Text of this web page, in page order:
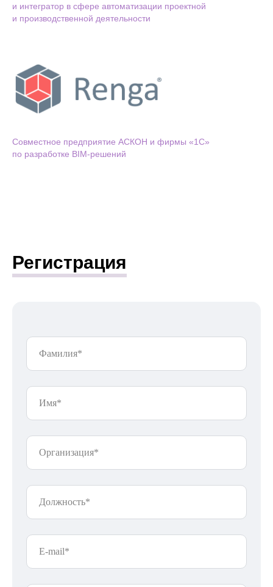
и интегратор в сфере автоматизации проектной
и производственной деятельности
Cовместное предприятие АСКОН и фирмы «1С»
по разработке BIM-решений
Регистрация